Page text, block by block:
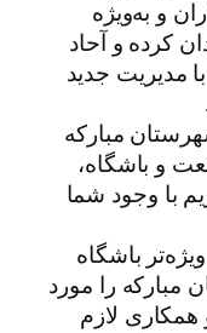
و به‌ویژه
کرده و آحاد
مدیریت جدید
مبارکه
و باشگاه،
با وجود شما
باشگاه
مبارکه را مورد
همکاری لازم